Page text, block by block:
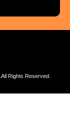
.All Rights Reserved.